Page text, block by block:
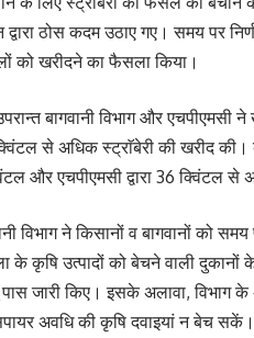
ठोस कदम उठाए गए। समय पर
को खरीदने का फैसला किया।
बागवानी विभाग और
से अधिक स्ट्राॅबेरी की खरीद
और एचपीएमसी द्वारा 36 क्विंटल से
विभाग ने किसानों व बागवानों
कृषि उत्पादों को बेचने वाली
जारी किए। इसके अलावा, विभाग
अवधि की कृषि दवाइयां न बेच सकें।